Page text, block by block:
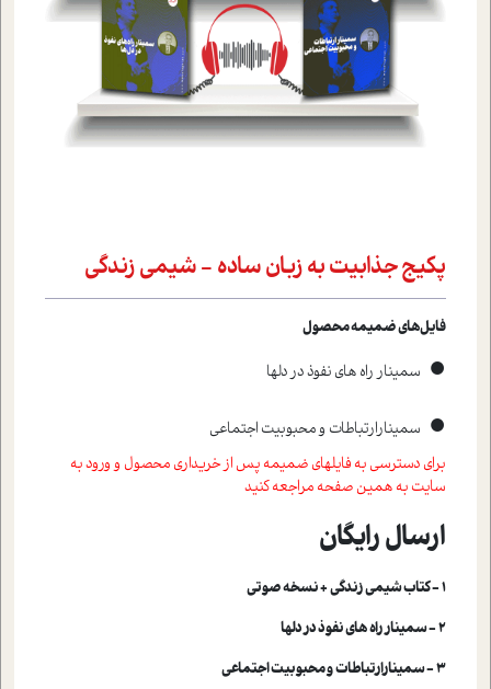
پکیج جذابیت به زبان ساده - شیمی زندگی
فایل‌های ضمیمه محصول
• سمينار راه هاي نفوذ در دلها
• سمينارارتباطات و محبوبيت اجتماعي
برای دسترسی به فایلهای ضمیمه پس از خریداری محصول و ورود به
سایت به همین صفحه مراجعه کنید
ارسال رایگان
1 - کتاب شیمی زندگی + نسخه صوتی
2 - سمینار راه های نفوذ در دلها
3 - سمینارارتباطات و محبوبیت اجتماعی